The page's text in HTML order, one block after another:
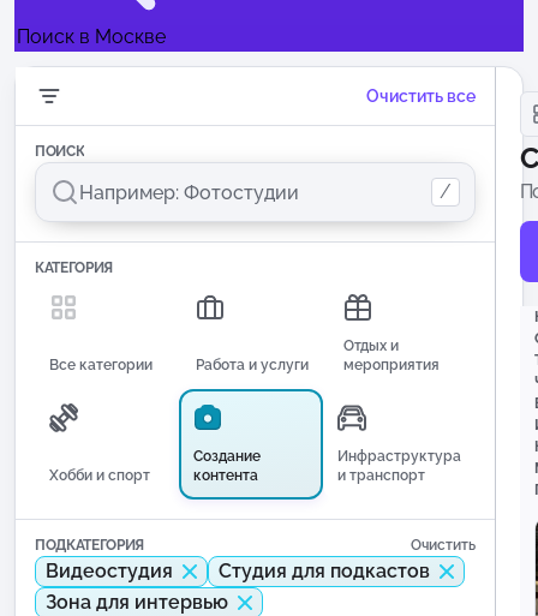
Поиск в Москве
Очистить все
ПОИСК
/
КАТЕГОРИЯ
Все категории Работа и услуги
Отдых и
мероприятия
Хобби и спорт
Создание
контента
Инфраструктура
и транспорт
ПОДКАТЕГОРИЯ Очистить
Видеостудия
Студия для подкастов
Зона для интервью